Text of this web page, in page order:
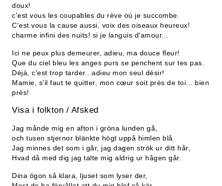
doux!
c'est vous les coupables du rève où je succombe.
C'est vous la cause aussi, voix des oiseaux heureux!
charme infini des nuits! si je languis d'amour...
Ici ne peux plus demeurer, adieu, ma douce fleur!
Que du ciel bleu les anges purs se penchent sur tes pas.
Déjà, c'est trop tarder...adieu mon seul désir!
Mamie, s'il faut te quitter, mon cœur soit près de toi... bien
près!
Visa i folkton / Afsked
Jag månde mig en afton i gröna lunden gå,
och tusen stjernor blänkte högt uppå himlen blå.
Jag minnes det som i går, jag dagen strök ur ditt hår,
Hvad då med dig jag talte mig aldrig ur hågen går.
Dina ögon så klara, ljuset som lyser der,